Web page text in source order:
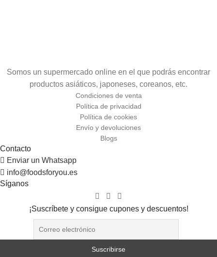
Somos un supermercado online en el que podrás encontrar
productos asiáticos, japoneses, coreanos, etc.
Condiciones de venta
Política de privacidad
Política de cookies
Envío y devoluciones
Blogs
Contacto
Enviar un Whatsapp
info@foodsforyou.es
Síganos
¡Suscríbete y consigue cupones y descuentos!